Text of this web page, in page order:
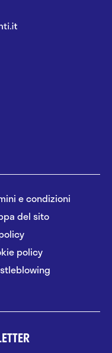
e condizioni
del sito
policy